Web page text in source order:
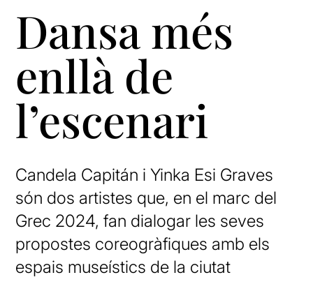
Dansa més
enllà de
l’escenari
Candela Capitán i Yinka Esi Graves
són dos artistes que, en el marc del
Grec 2024, fan dialogar les seves
propostes coreogràfiques amb els
espais museístics de la ciutat